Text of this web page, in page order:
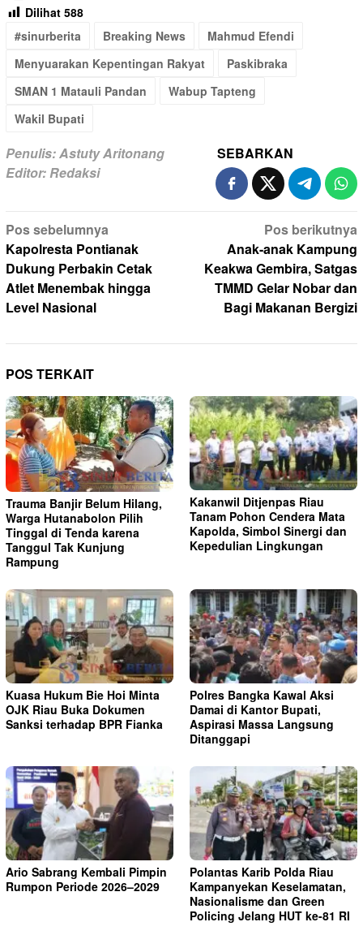
Dilihat 588
#sinurberita
Breaking News
Mahmud Efendi
Menyuarakan Kepentingan Rakyat
Paskibraka
SMAN 1 Matauli Pandan
Wabup Tapteng
Wakil Bupati
Penulis: Astuty Aritonang
Editor: Redaksi
SEBARKAN
Navigasi
pos
Pos sebelumnya
Kapolresta Pontianak
Dukung Perbakin Cetak
Atlet Menembak hingga
Level Nasional
Pos berikutnya
Anak-anak Kampung
Keakwa Gembira, Satgas
TMMD Gelar Nobar dan
Bagi Makanan Bergizi
POS TERKAIT
Trauma Banjir Belum Hilang,
Warga Hutanabolon Pilih
Tinggal di Tenda karena
Tanggul Tak Kunjung
Rampung
Kakanwil Ditjenpas Riau
Tanam Pohon Cendera Mata
Kapolda, Simbol Sinergi dan
Kepedulian Lingkungan
Kuasa Hukum Bie Hoi Minta
OJK Riau Buka Dokumen
Sanksi terhadap BPR Fianka
Polres Bangka Kawal Aksi
Damai di Kantor Bupati,
Aspirasi Massa Langsung
Ditanggapi
Ario Sabrang Kembali Pimpin
Rumpon Periode 2026–2029
Polantas Karib Polda Riau
Kampanyekan Keselamatan,
Nasionalisme dan Green
Policing Jelang HUT ke-81 RI